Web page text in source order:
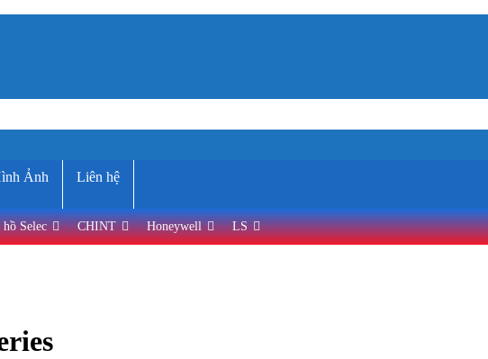
Ảnh Liên hệ
Selec CHINT Honeywell LS